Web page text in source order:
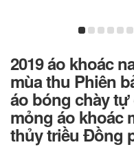
2019 áo khoác
mùa thu Phiên
áo bóng chày
mỏng áo khoác
thủy triều Đồng